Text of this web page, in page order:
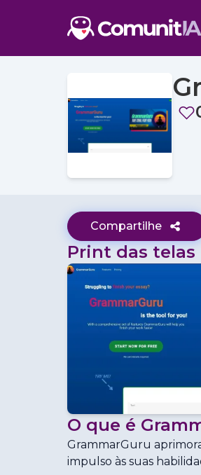
Compartilhe
Print das telas
O que é
GrammarGuru
impulso às suas